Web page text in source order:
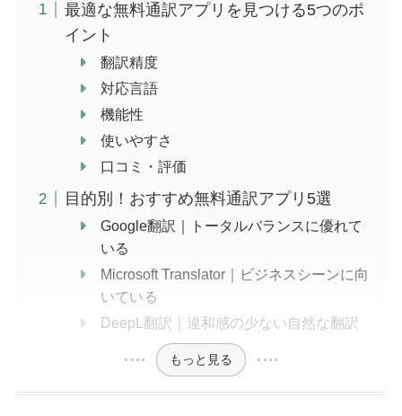
最適な無料通訳アプリを見つける5つのポ
イント
翻訳精度
対応言語
機能性
使いやすさ
口コミ・評価
目的別！おすすめ無料通訳アプリ5選
Google翻訳｜トータルバランスに優れて
いる
Microsoft Translator｜ビジネスシーンに向
いている
DeepL翻訳｜違和感の少ない自然な翻訳
もっと見る